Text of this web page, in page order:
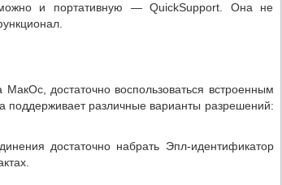
и портативную — QuickSupport. Она не
достаточно воспользоваться встроенным
различные варианты разрешений:
достаточно набрать Эпл-идентификатор